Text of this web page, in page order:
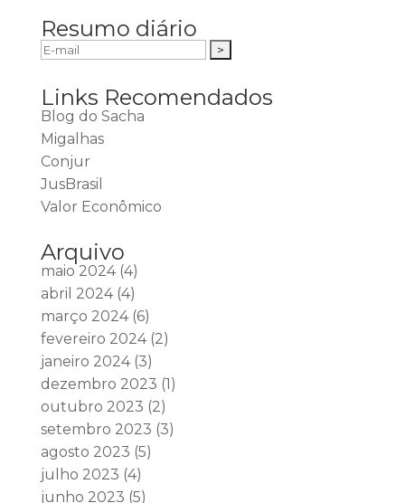
Resumo diário
Links Recomendados
Blog do Sacha
Migalhas
Conjur
JusBrasil
Valor Econômico
Arquivo
maio 2024(4)
abril 2024(4)
março 2024(6)
fevereiro 2024(2)
janeiro 2024(3)
dezembro 2023 (1)
outubro 2023 (2)
setembro 2023 (3)
agosto 2023 (5)
julho 2023 (4)
junho 2023 (5)